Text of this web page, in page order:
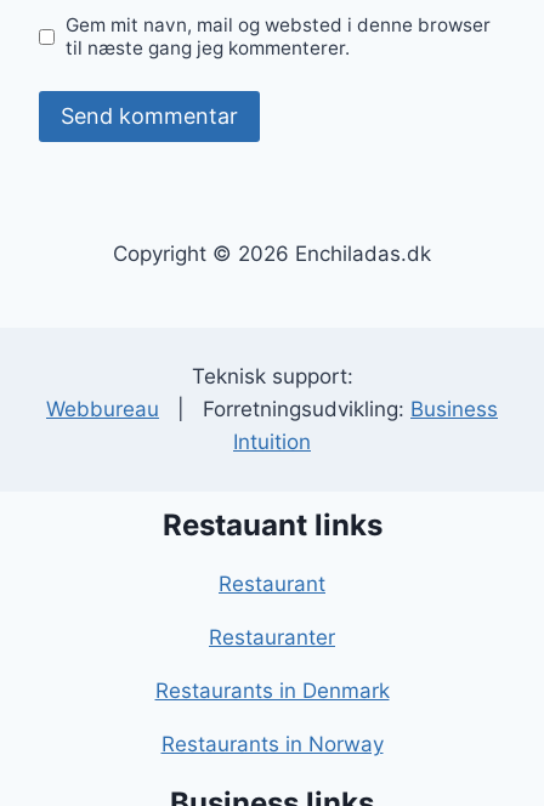
Gem mit navn, mail og websted i denne browser
til næste gang jeg kommenterer.
Copyright © 2026 Enchiladas.dk
Teknisk support:
Webbureau | Forretningsudvikling: Business
Intuition
Restauant links
Restaurant
Restauranter
Restaurants in Denmark
Restaurants in Norway